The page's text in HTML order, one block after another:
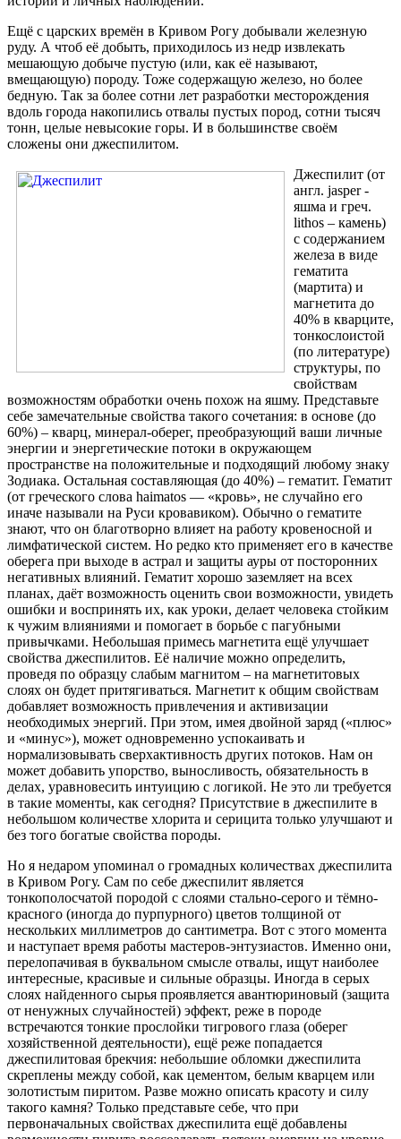
Ещё с царских времён в Кривом Рогу добывали железную
руду. А чтоб её добыть, приходилось из недр извлекать
мешающую добыче пустую (или, как её называют,
вмещающую) породу. Тоже содержащую железо, но более
бедную. Так за более сотни лет разработки месторождения
вдоль города накопились отвалы пустых пород, сотни тысяч
тонн, целые невысокие горы. И в большинстве своём
сложены они джеспилитом.
Джеспилит (от
англ. jasper -
яшма и греч.
lithos – камень)
с содержанием
железа в виде
гематита
(мартита) и
магнетита до
40% в кварците,
тонкослоистой
(по литературе)
структуры, по
свойствам
возможностям обработки очень похож на яшму. Представьте
себе замечательные свойства такого сочетания: в основе (до
60%) – кварц, минерал-оберег, преобразующий ваши личные
энергии и энергетические потоки в окружающем
пространстве на положительные и подходящий любому знаку
Зодиака. Остальная составляющая (до 40%) – гематит. Гематит
(от греческого слова haimatos — «кровь», не случайно его
иначе называли на Руси кровавиком). Обычно о гематите
знают, что он благотворно влияет на работу кровеносной и
лимфатической систем. Но редко кто применяет его в качестве
оберега при выходе в астрал и защиты ауры от посторонних
негативных влияний. Гематит хорошо заземляет на всех
планах, даёт возможность оценить свои возможности, увидеть
ошибки и воспринять их, как уроки, делает человека стойким
к чужим влияниями и помогает в борьбе с пагубными
привычками. Небольшая примесь магнетита ещё улучшает
свойства джеспилитов. Её наличие можно определить,
проведя по образцу слабым магнитом – на магнетитовых
слоях он будет притягиваться. Магнетит к общим свойствам
добавляет возможность привлечения и активизации
необходимых энергий. При этом, имея двойной заряд («плюс»
и «минус»), может одновременно успокаивать и
нормализовывать сверхактивность других потоков. Нам он
может добавить упорство, выносливость, обязательность в
делах, уравновесить интуицию с логикой. Не это ли требуется
в такие моменты, как сегодня? Присутствие в джеспилите в
небольшом количестве хлорита и серицита только улучшают и
без того богатые свойства породы.
Но я недаром упоминал о громадных количествах джеспилита
в Кривом Рогу. Сам по себе джеспилит является
тонкополосчатой породой с слоями стально-серого и тёмно-
красного (иногда до пурпурного) цветов толщиной от
нескольких миллиметров до сантиметра. Вот с этого момента
и наступает время работы мастеров-энтузиастов. Именно они,
перелопачивая в буквальном смысле отвалы, ищут наиболее
интересные, красивые и сильные образцы. Иногда в серых
слоях найденного сырья проявляется авантюриновый (защита
от ненужных случайностей) эффект, реже в породе
встречаются тонкие прослойки тигрового глаза (оберег
хозяйственной деятельности), ещё реже попадается
джеспилитовая брекчия: небольшие обломки джеспилита
скреплены между собой, как цементом, белым кварцем или
золотистым пиритом. Разве можно описать красоту и силу
такого камня? Только представьте себе, что при
первоначальных свойствах джеспилита ещё добавлены